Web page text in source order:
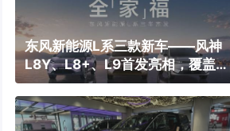
东风新能源L系三款新车——风神
L8Y、L8+、L9首发亮相，覆盖纯
电、插混、增程三种动力